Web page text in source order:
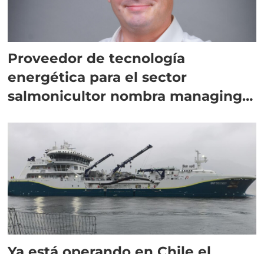
Proveedor de tecnología
energética para el sector
salmonicultor nombra managing